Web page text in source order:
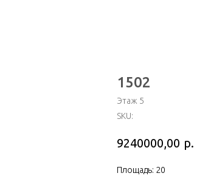
1502
Этаж 5
SKU:
9240000,00 р.
Площадь: 20